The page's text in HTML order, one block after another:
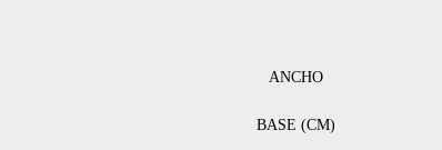
ANCHO
BASE (CM)